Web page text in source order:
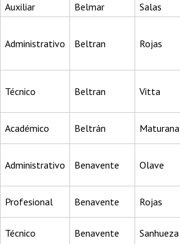
Auxiliar Belmar Salas
Administrativo Beltran Rojas
Técnico Beltran Vitta
Académico Beltrán Maturana
Administrativo Benavente Olave
Profesional Benavente Rojas
Técnico Benavente Sanhueza